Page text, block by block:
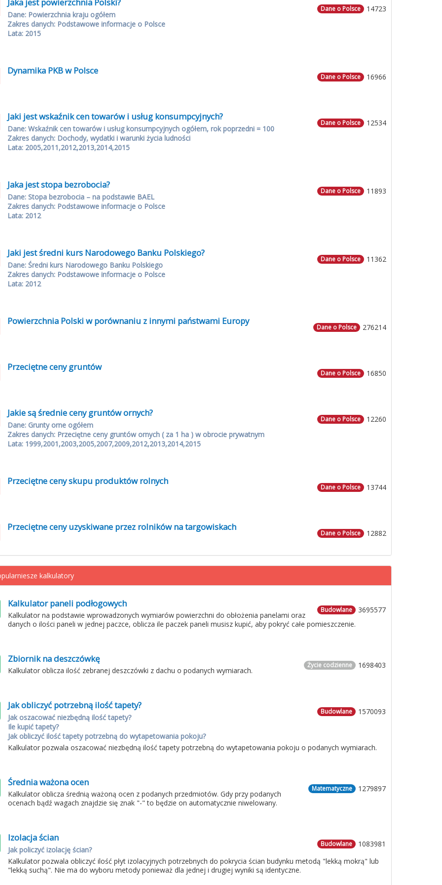
14723
Dane o Polsce
Dane: Powierzchnia kraju ogółem
Zakres danych: Podstawowe informacje o Polsce
Lata: 2015
16966
Dane o Polsce
Dynamika PKB w Polsce
12534
Dane o Polsce
Jaki jest wskaźnik cen towarów i usług konsumpcyjnych?
Dane: Wskaźnik cen towarów i usług konsumpcyjnych ogółem, rok poprzedni = 100
Zakres danych: Dochody, wydatki i warunki życia ludności
Lata: 2005,2011,2012,2013,2014,2015
11893
Dane o Polsce
Jaka jest stopa bezrobocia?
Dane: Stopa bezrobocia – na podstawie BAEL
Zakres danych: Podstawowe informacje o Polsce
Lata: 2012
11362
Dane o Polsce
Jaki jest średni kurs Narodowego Banku Polskiego?
Dane: Średni kurs Narodowego Banku Polskiego
Zakres danych: Podstawowe informacje o Polsce
Lata: 2012
276214
Dane o Polsce
Powierzchnia Polski w porównaniu z innymi państwami Europy
16850
Dane o Polsce
Przeciętne ceny gruntów
12260
Dane o Polsce
Jakie są średnie ceny gruntów ornych?
Dane: Grunty orne ogółem
Zakres danych: Przeciętne ceny gruntów ornych ( za 1 ha ) w obrocie prywatnym
Lata: 1999,2001,2003,2005,2007,2009,2012,2013,2014,2015
13744
Dane o Polsce
Przeciętne ceny skupu produktów rolnych
12882
Dane o Polsce
Przeciętne ceny uzyskiwane przez rolników na targowiskach
kalkulatory
3695577
Budowlane
Kalkulator paneli podłogowych
Kalkulator na podstawie wprowadzonych wymiarów powierzchni do obłożenia panelami oraz
danych o ilości paneli w jednej paczce, oblicza ile paczek paneli musisz kupić, aby pokryć całe pomieszczenie.
1698403
Życie codzienne
Zbiornik na deszczówkę
Kalkulator oblicza ilość zebranej deszczówki z dachu o podanych wymiarach.
1570093
Budowlane
Jak obliczyć potrzebną ilość tapety?
Jak oszacować niezbędną ilość tapety?
Ile kupić tapety?
Jak obliczyć ilość tapety potrzebną do wytapetowania pokoju?
Kalkulator pozwala oszacować niezbędną ilość tapety potrzebną do wytapetowania pokoju o podanych wymiarach.
1279897
Matematyczne
Średnia ważona ocen
Kalkulator oblicza średnią ważoną ocen z podanych przedmiotów. Gdy przy podanych
ocenach bądź wagach znajdzie się znak "-" to będzie on automatycznie niwelowany.
1083981
Budowlane
Izolacja ścian
Jak policzyć izolację ścian?
Kalkulator pozwala obliczyć ilość płyt izolacyjnych potrzebnych do pokrycia ścian budynku metodą "lekką mokrą" lub
"lekką suchą". Nie ma do wyboru metody ponieważ dla jednej i drugiej wyniki są identyczne.